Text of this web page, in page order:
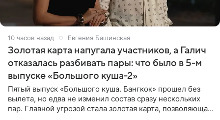
10 часов назад Евгения Башинская
Золотая карта напугала участников, а Галич
отказалась разбивать пары: что было в 5-м
выпуске «Большого куша-2»
Пятый выпуск «Большого куша. Бангкок» прошел без
вылета, но едва не изменил состав сразу нескольких
пар. Главной угрозой стала золотая карта, позволяющая